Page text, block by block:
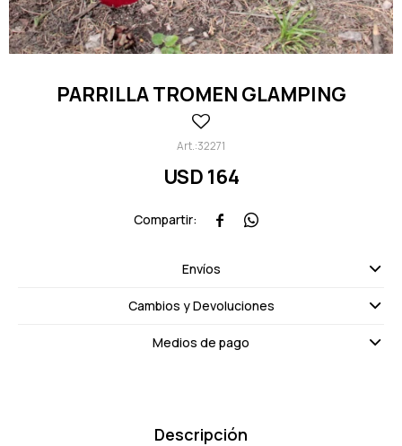
PARRILLA TROMEN GLAMPING
32271
USD 164
 
Envíos
Cambios y Devoluciones
Medios de pago
Descripción